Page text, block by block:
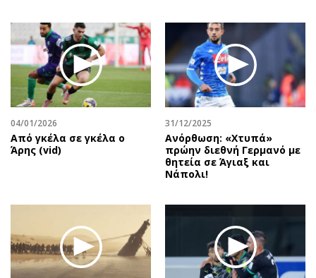
04/01/2026
Από γκέλα σε γκέλα ο
Άρης (vid)
31/12/2025
Ανόρθωση: «Χτυπά»
πρώην διεθνή Γερμανό με
θητεία σε Άγιαξ και
Νάπολι!